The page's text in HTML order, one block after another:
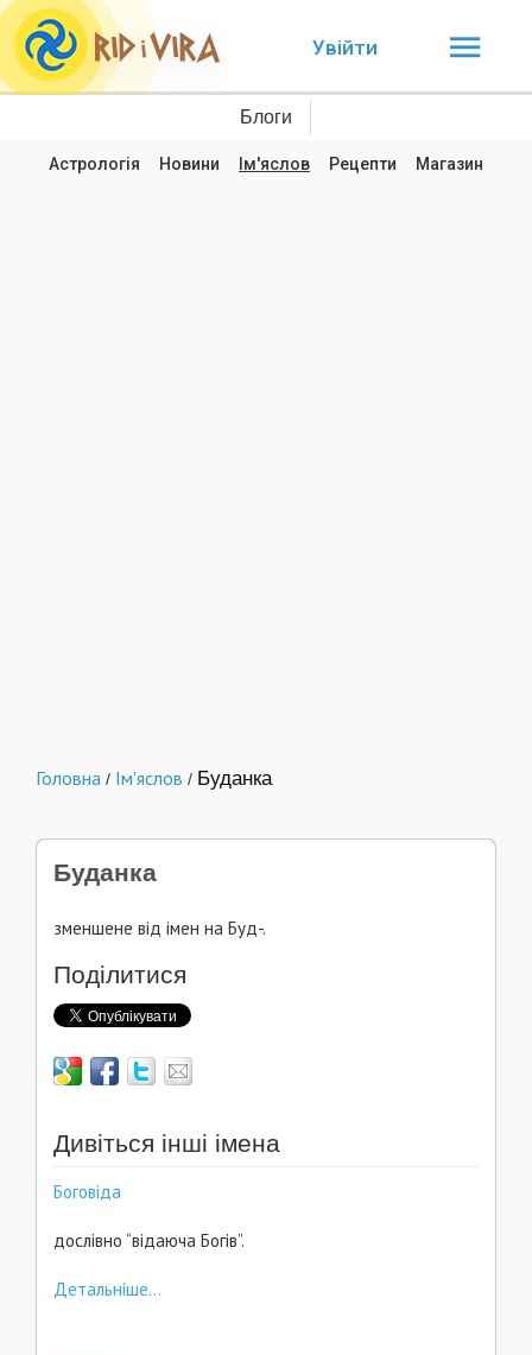
Увійти
Блоги
Астрологія Новини Ім'яслов Рецепти Магазин
Головна / Ім'яслов / Буданка
Буданка
зменшене від імен на Буд-.
Поділитися
Дивіться інші імена
Боговіда
дослівно “відаюча Богів”.
Детальніше...